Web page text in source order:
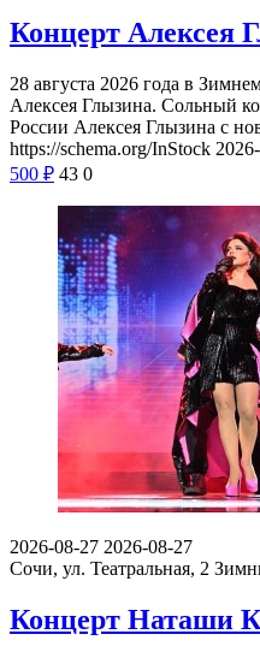
Концерт Алексея
28 августа 2026 года в
Алексея Глызина. Сольный
России Алексея Глызина с
https://schema.org/InStock
500 ₽ 43 0
2026-08-27 2026-08-27
Сочи, ул. Театральная, 2
Концерт Наташи